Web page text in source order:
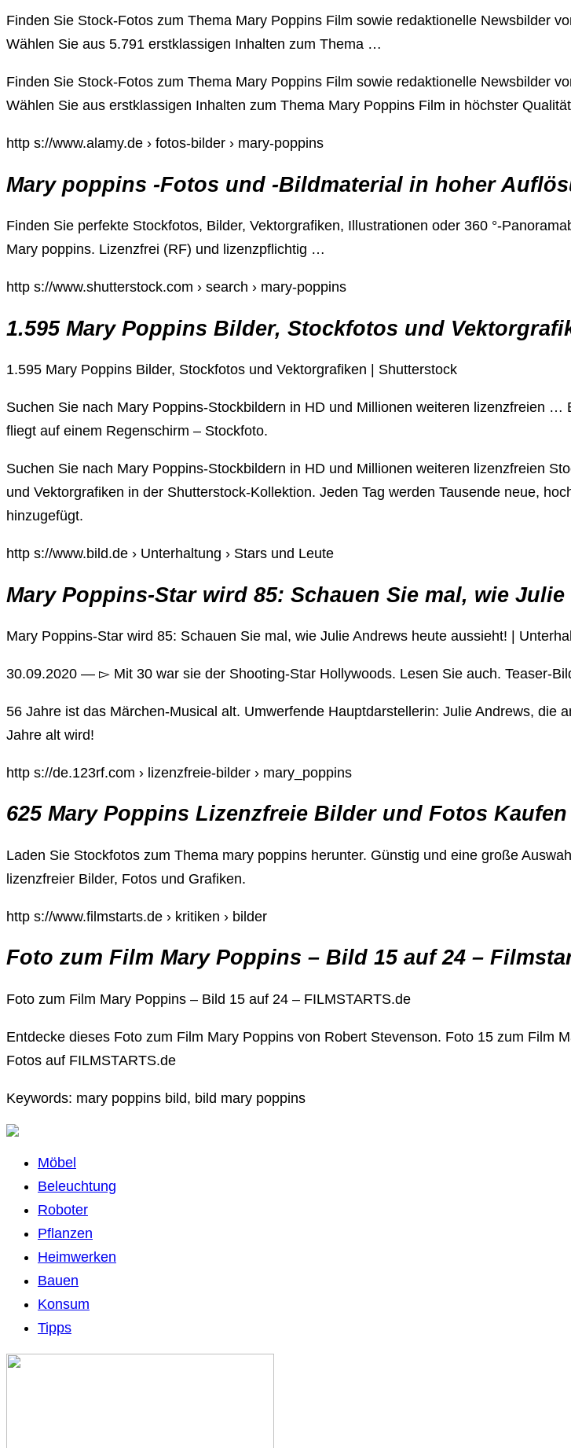
Finden Sie Stock-Fotos zum Thema Mary Poppins Film sowie redaktionelle Newsbilder
Wählen Sie aus 5.791 erstklassigen Inhalten zum Thema …
Finden Sie Stock-Fotos zum Thema Mary Poppins Film sowie redaktionelle Newsbilder
Wählen Sie aus erstklassigen Inhalten zum Thema Mary Poppins Film in höchster
http s://www.alamy.de › fotos-bilder › mary-poppins
Mary poppins -Fotos und -Bildmaterial in hoher
Finden Sie perfekte Stockfotos, Bilder, Vektorgrafiken, Illustrationen oder 360 °-
Mary poppins. Lizenzfrei (RF) und lizenzpflichtig …
http s://www.shutterstock.com › search › mary-poppins
1.595 Mary Poppins Bilder, Stockfotos und
1.595 Mary Poppins Bilder, Stockfotos und Vektorgrafiken | Shutterstock
Suchen Sie nach Mary Poppins-Stockbildern in HD und Millionen weiteren lizenzfreien …
fliegt auf einem Regenschirm – Stockfoto.
Suchen Sie nach Mary Poppins-Stockbildern in HD und Millionen weiteren lizenzfreien
und Vektorgrafiken in der Shutterstock-Kollektion. Jeden Tag werden Tausende neue,
hinzugefügt.
http s://www.bild.de › Unterhaltung › Stars und Leute
Mary Poppins-Star wird 85: Schauen Sie mal, wie
Mary Poppins-Star wird 85: Schauen Sie mal, wie Julie Andrews heute aussieht! |
30.09.2020 — ▻ Mit 30 war sie der Shooting-Star Hollywoods. Lesen Sie auch. Teaser-
56 Jahre ist das Märchen-Musical alt. Umwerfende Hauptdarstellerin: Julie Andrews, die
Jahre alt wird!
http s://de.123rf.com › lizenzfreie-bilder › mary_poppins
625 Mary Poppins Lizenzfreie Bilder und Fotos Kaufen
Laden Sie Stockfotos zum Thema mary poppins herunter. Günstig und eine große
lizenzfreier Bilder, Fotos und Grafiken.
http s://www.filmstarts.de › kritiken › bilder
Foto zum Film Mary Poppins – Bild 15 auf 24 –
Foto zum Film Mary Poppins – Bild 15 auf 24 – FILMSTARTS.de
Entdecke dieses Foto zum Film Mary Poppins von Robert Stevenson. Foto 15 zum Film
Fotos auf FILMSTARTS.de
Keywords: mary poppins bild, bild mary poppins
Möbel
Beleuchtung
Roboter
Pflanzen
Heimwerken
Bauen
Konsum
Tipps